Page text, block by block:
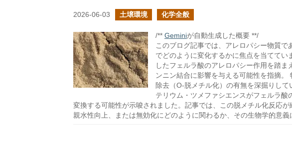
2026-06-03 土壌環境 化学全般
/** Geminiが自動生成した概要 **/
このブログ記事では、アレロパシー物質で
でどのように変化するかに焦点を当てて
したフェルラ酸のアレロパシー作用を踏
ンニン結合に影響を与える可能性を指摘
除去（O-脱メチル化）の有無を深掘りし
テリウム・ツメファシエンスがフェルラ酸
変換する可能性が示唆されました。記事では、この脱メチル化反応
親水性向上、または無効化にどのように関わるか、その生物学的意義